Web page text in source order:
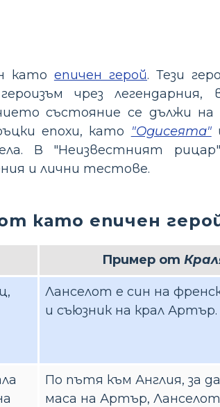
като епичен герой. Тези
чрез легендарния,
състояние се дължи
епохи, като "Одисеята"
В "Неизвестният
и лични тестове.
като епичен
Пример от
Ланселот е син на
и съюзник на крал Артър.
По пътя към Англия, за
маса на Артър,